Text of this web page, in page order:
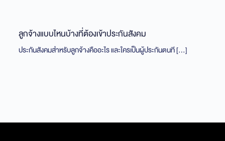
ลูกจ้างแบบไหนบ้างที่ต้องเข้าประกันสังคม
ประกันสังคมสำหรับลูกจ้างคืออะไร และใครเป็นผู้ประกันตนที […]